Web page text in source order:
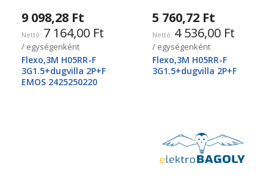
9 098,28 Ft
7 164,00 Ft
/ egységenként
Flexo,3M H05RR-F
3G1.5+dugvilla 2P+F
EMOS 2425250220
5 760,72 Ft
4 536,00 Ft
/ egységenként
Flexo,3M H05RR-F
3G1.5+dugvilla 2P+F